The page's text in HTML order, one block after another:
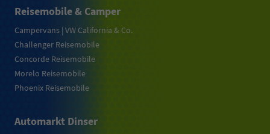
Reisemobile & Camper
Campervans | VW California & Co.
Challenger Reisemobile
Concorde Reisemobile
Morelo Reisemobile
Phoenix Reisemobile
Automarkt Dinser